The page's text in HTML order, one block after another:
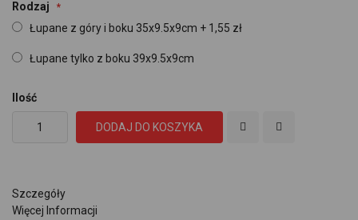
Rodzaj
Łupane z góry i boku 35x9.5x9cm + 1,55 zł
Łupane tylko z boku 39x9.5x9cm
Ilość
DODAJ DO KOSZYKA
Szczegóły
Więcej Informacji